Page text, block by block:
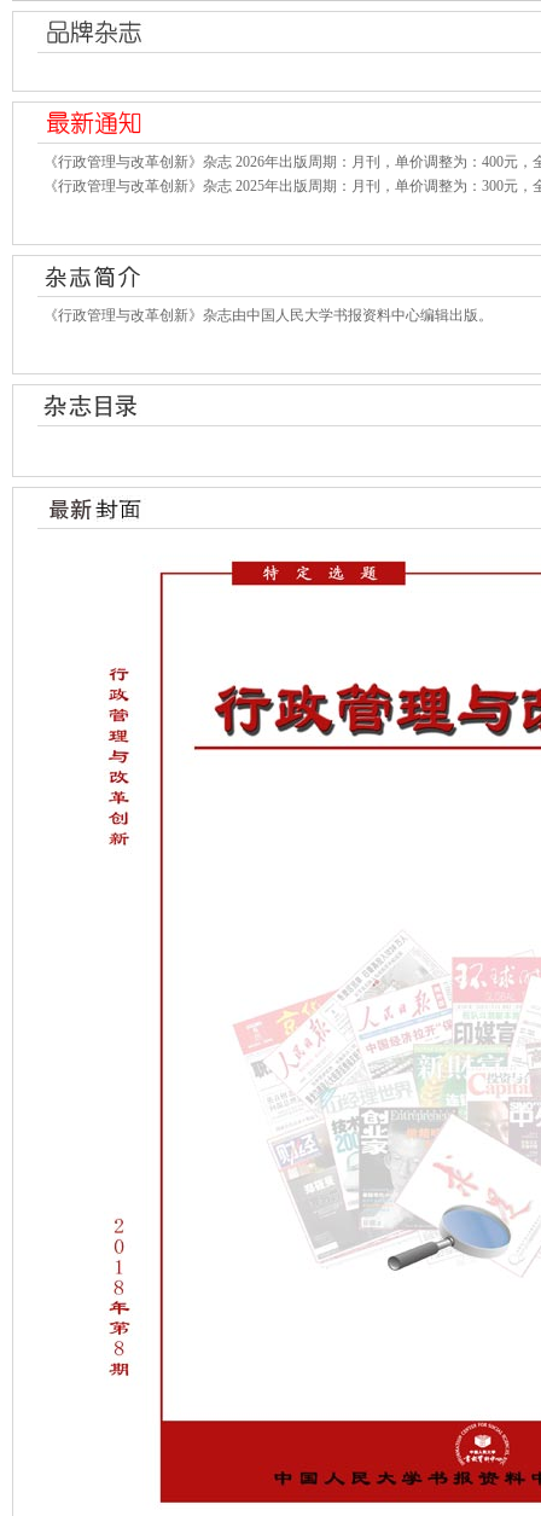
《行政管理与改革创新》杂志 2026年出版周期：月刊，单价调整为：400元
《行政管理与改革创新》杂志 2025年出版周期：月刊，单价调整为：300元
《行政管理与改革创新》杂志由中国人民大学书报资料中心编辑出版。